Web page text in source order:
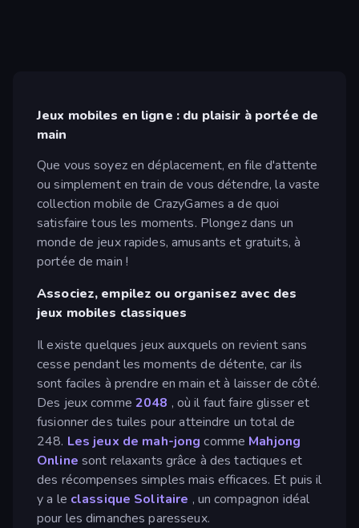
Jeux mobiles en ligne : du plaisir à portée de
main
Que vous soyez en déplacement, en file d'attente
ou simplement en train de vous détendre, la vaste
collection mobile de CrazyGames a de quoi
satisfaire tous les moments. Plongez dans un
monde de jeux rapides, amusants et gratuits, à
portée de main !
Associez, empilez ou organisez avec des
jeux mobiles classiques
Il existe quelques jeux auxquels on revient sans
cesse pendant les moments de détente, car ils
sont faciles à prendre en main et à laisser de côté.
Des jeux comme 2048 , où il faut faire glisser et
fusionner des tuiles pour atteindre un total de
248. Les jeux de mah-jong comme Mahjong
Online sont relaxants grâce à des tactiques et
des récompenses simples mais efficaces. Et puis il
y a le classique Solitaire , un compagnon idéal
pour les dimanches paresseux.